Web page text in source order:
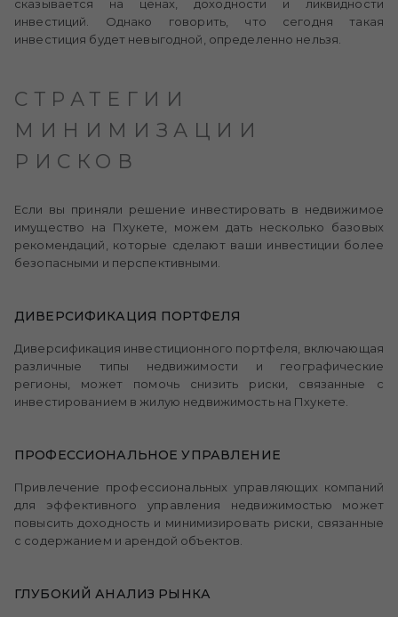
сказывается на ценах, доходности и ликвидности
инвестиций. Однако говорить, что сегодня такая
инвестиция будет невыгодной, определенно нельзя.
СТРАТЕГИИ
МИНИМИЗАЦИИ
РИСКОВ
Если вы приняли решение инвестировать в недвижимое
имущество на Пхукете, можем дать несколько базовых
рекомендаций, которые сделают ваши инвестиции более
безопасными и перспективными.
ДИВЕРСИФИКАЦИЯ ПОРТФЕЛЯ
Диверсификация инвестиционного портфеля, включающая
различные типы недвижимости и географические
регионы, может помочь снизить риски, связанные с
инвестированием в жилую недвижимость на Пхукете.
ПРОФЕССИОНАЛЬНОЕ УПРАВЛЕНИЕ
Привлечение профессиональных управляющих компаний
для эффективного управления недвижимостью может
повысить доходность и минимизировать риски, связанные
с содержанием и арендой объектов.
ГЛУБОКИЙ АНАЛИЗ РЫНКА